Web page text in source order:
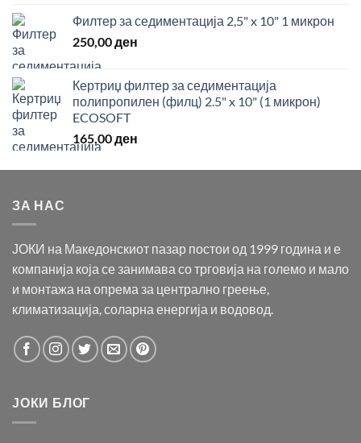
Филтер за седиментација 2,5" x 10" 1 микрон
250,00ден
Кертриџ филтер за седиментација
полипропилен (филц) 2.5" x 10" (1 микрон)
ECOSOFT
165,00ден
ЗА НАС
ЈОКИ на Македонскиот пазар постои од 1999 година и е
компанија која се занимава со трговија на големо и мало
и монтажа на опрема за централно греење,
климатизација, соларна енергија и водовод.
ЈОКИ БЛОГ